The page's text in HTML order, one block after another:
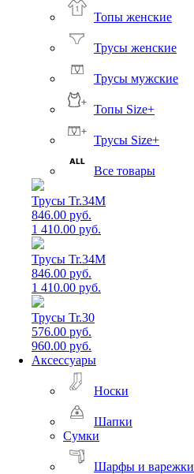
Топы женские
Трусы женские
Трусы мужские
Топы Size+
Трусы Size+
Все товары
Трусы Tr.34M
846.00 руб.
1 410.00 руб.
Трусы Tr.34M
846.00 руб.
1 410.00 руб.
Трусы Tr.30
576.00 руб.
960.00 руб.
Аксессуары
Носки
Шапки
Сумки
Шарфы и варежки